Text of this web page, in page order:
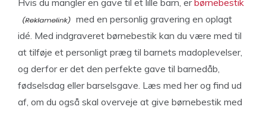
Hvis du mangler en gave til et lille barn, erbørnebestik
med en personlig gravering en oplagt
idé. Med indgraveret børnebestik kan du være med til
at tilføje et personligt præg til barnets madoplevelser,
og derfor er det den perfekte gave til barnedåb,
fødselsdag eller barselsgave. Læs med her og find ud
af, om du også skal overveje at give børnebestik med